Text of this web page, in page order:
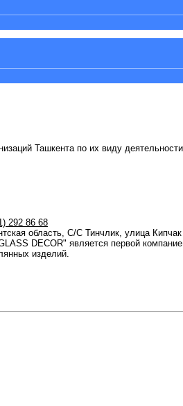
Ташкента по их виду
292 86 68
область, C/C Тинчлик, улица Кипчак
DECOR" является первой
изделий.